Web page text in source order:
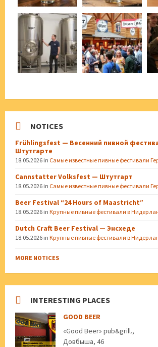
NOTICES
Frühlingsfest — Весенний пивной
Штутгарте
18.05.2026 in Самые известные пивные фестивали
Cannstatter Volksfest — Штутгарт
18.05.2026 in Самые известные пивные фестивали
Beer Festival “24 Hours of Maastricht”
18.05.2026 in Крупные пивные фестивали в
Dutch Craft Beer Festival — Энсхеде
18.05.2026 in Крупные пивные фестивали в
MORE NOTICES
INTERESTING PLACES
GOOD BEER
«Good Beer» pub&grill.,
Довбыша, 46